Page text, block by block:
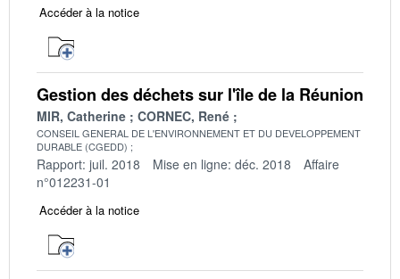
Accéder à la notice
Gestion des déchets sur l'île de la Réunion
MIR, Catherine CORNEC, René
CONSEIL GENERAL DE L'ENVIRONNEMENT ET DU DEVELOPPEMENT
DURABLE (CGEDD)
Rapport: juil. 2018 Mise en ligne: déc. 2018
Affaire
n°012231-01
Accéder à la notice